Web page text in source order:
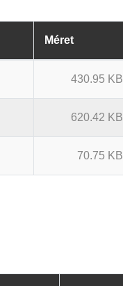
Méret
430.95 KB
620.42 KB
70.75 KB